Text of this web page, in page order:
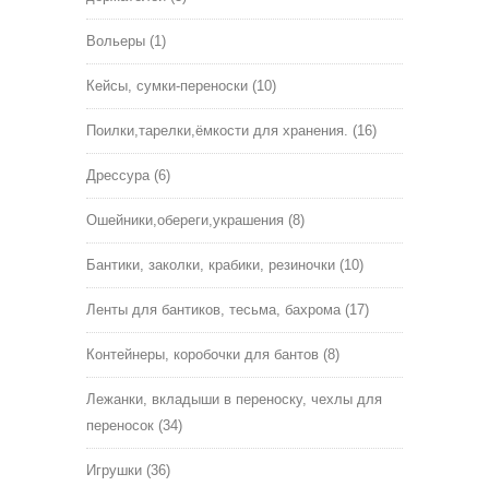
Вольеры (1)
Кейсы, сумки-переноски (10)
Поилки,тарелки,ёмкости для хранения. (16)
Дрессура (6)
Ошейники,обереги,украшения (8)
Бантики, заколки, крабики, резиночки (10)
Ленты для бантиков, тесьма, бахрома (17)
Контейнеры, коробочки для бантов (8)
Лежанки, вкладыши в переноску, чехлы для
переносок (34)
Игрушки (36)